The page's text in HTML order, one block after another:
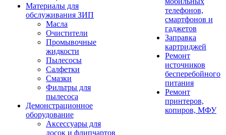
Материалы для
обслуживания ЗИП
Масла
Очистители
Промывочные
жидкости
Пылесосы
Салфетки
Смазки
Фильтры для
пылесоса
Демонстрационное
оборудование
Аксессуары для
досок и флипчартов
телефонов,
смартфонов и
гаджетов
Заправка
картриджей
Ремонт
источников
бесперебойного
питания
Ремонт
принтеров,
копиров, МФУ